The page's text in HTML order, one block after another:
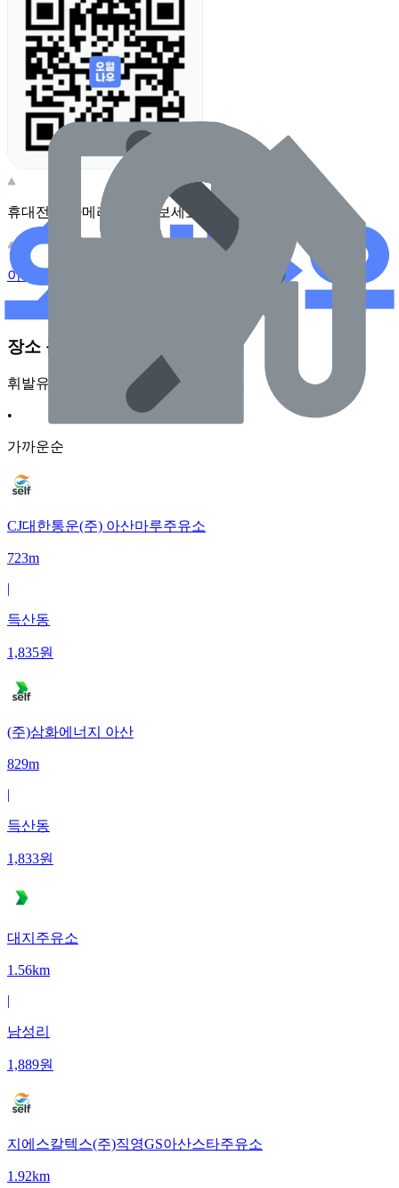
휴대전화 카메라로 찍어보세요
이 주유소의 사장님이신가요?
장소 근처 주유소
휘발유
•
가까운순
CJ대한통운(주) 아산마루주유소
723m
|
득산동
1,835원
(주)삼화에너지 아산
829m
|
득산동
1,833원
대지주유소
1.56km
|
남성리
1,889원
지에스칼텍스(주)직영GS아산스타주유소
1.92km